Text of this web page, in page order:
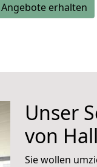
erhalten
Unser
von
Sie wollen